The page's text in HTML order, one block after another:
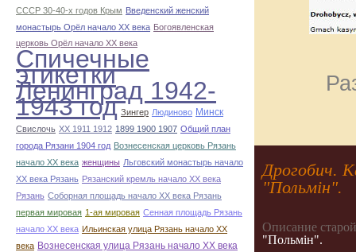
СССР 30-40-х годов Крым Введенский женский
монастырь Орёл начало ХХ века Богоявленская
церковь Орёл начало ХХ века
Спичечные
этикетки
Ленинград 1942-
1943 год Зингер Людиново Минск
Свислочь XX 1911 1912 1899 1900 1907 Общий план
города Рязани 1904 год Вознесенская церковь Рязань
начало ХХ века женщины Льговский монастырь начало
ХХ века Рязань Рязанский кремль начало ХХ века
Рязань Соборная площадь начало ХХ века Рязань
первая мировая 1-ая мировая Сенная площадь Рязань
начало ХХ века Ильинская улица Рязань начало ХХ
века Вознесенская улица Рязань начало ХХ века
Дрогобич.
"Польмін".
Описание
"Польмін".